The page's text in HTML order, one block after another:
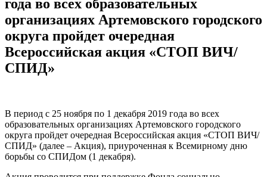
года во всех образовательных
организациях Артемовского городского
округа пройдет очередная
Всероссийская акция «СТОП ВИЧ/
СПИД»
В период с 25 ноября по 1 декабря 2019 года во всех
образовательных организациях Артемовского городского
округа пройдет очередная Всероссийская акция «СТОП ВИЧ/
СПИД» (далее – Акция), приуроченная к Всемирному дню
борьбы со СПИДом (1 декабря).